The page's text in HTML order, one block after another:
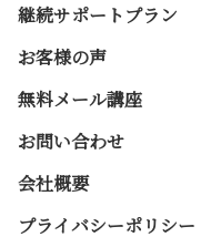
継続サポートプラン
お客様の声
無料メール講座
お問い合わせ
会社概要
プライバシーポリシー